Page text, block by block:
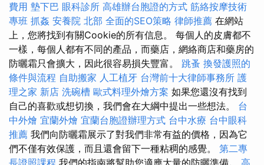
費用 墊下巴 眼科診所 高雄辦台胞證的方式 筋絡按摩技術
專班 抓姦 安養院 北部 全面的SEO策略 律師推薦 在網站
上，您將找到有關Cookie的所有信息。 每個人的皮膚都不
一樣，每個人都有不同的產品，而藥店，網絡商店和藥房的
防曬霜只會擴大，因此很容易損失豐富。 跳蚤 換發護照的
條件與流程 自助搬家 人工植牙 台灣前十大律師事務所 護
理之家 新店 洗碗槽 歐式料理外燴方案 如果您還沒有找到
自己的喜歡或想切換，我們會在大綱中提出一些想法。 台
中外燴 宜蘭外燴 宜蘭台胞證辦理方式 台中水療 台中眼科
推薦 我們向防曬霜展示了對我們非常有益的價格，因為它
們不僅有效保護，而且還會留下一種粘稠的感覺。 第二專
長證照課程 我們的指南將幫助您適應大量的防曬準備。 高